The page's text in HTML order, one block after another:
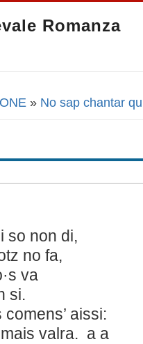
Romanza
» No sap chantar
so non di,
no fa,
va
si.
aissi:
mais valra. a a